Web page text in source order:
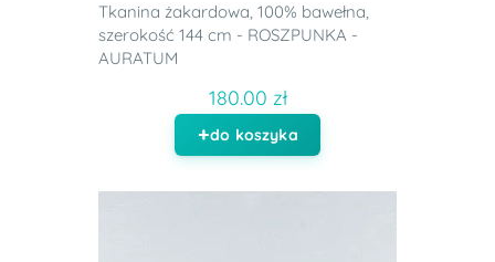
Tkanina żakardowa, 100% bawełna,
szerokość 144 cm - ROSZPUNKA -
AURATUM
180.00 zł
do koszyka